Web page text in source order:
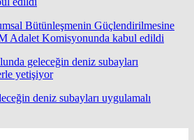
Bütünleşmenin Güçlendirilmesine
Adalet Komisyonunda kabul edildi
deniz subayları uygulamalı